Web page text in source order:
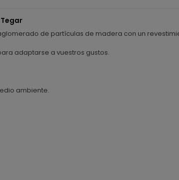
de partículas de madera con un
adaptarse a vuestros gustos.
ambiente.